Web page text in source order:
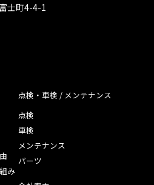
士町4-4-1
み
点検・車検 / メンテナンス
点検
車検
メンテナンス
パーツ